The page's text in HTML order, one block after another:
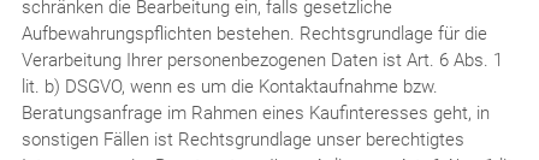
schränken die Bearbeitung ein, falls gesetzliche
Aufbewahrungspflichten bestehen. Rechtsgrundlage für die
Verarbeitung Ihrer personenbezogenen Daten ist Art. 6 Abs. 1
lit. b) DSGVO, wenn es um die Kontaktaufnahme bzw.
Beratungsanfrage im Rahmen eines Kaufinteresses geht, in
sonstigen Fällen ist Rechtsgrundlage unser berechtigtes